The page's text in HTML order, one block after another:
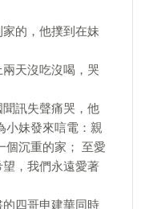
的，他撲到在妹
天沒吃沒喝，哭
訊失聲痛哭，他
小妹發來唁電：親
個沉重的家； 至愛
，我們永遠愛著
四哥申建華同時